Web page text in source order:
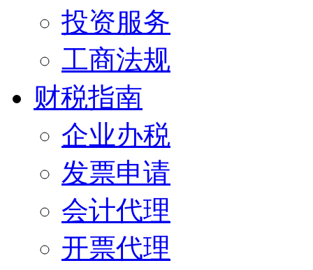
投资服务
工商法规
财税指南
企业办税
发票申请
会计代理
开票代理